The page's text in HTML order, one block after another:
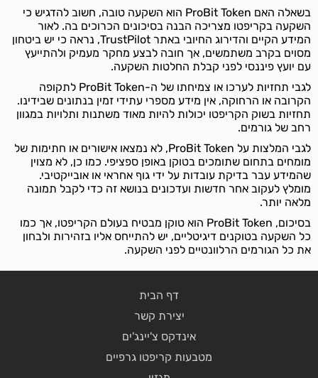
בשאלה האם ProBit Token הוא השקעה טובה, חשוב להדגיש כי
השקעה בקריפטו מצריכה הבנה בסיכונים הכרוכים בה. לאור
המידע הקיים והדירוג החיובי באתר TrustPilot, נראה כי יש ביטחון
מסוים בקרב משתמשים, אך חובה לבצע מחקר מעמיק ולהתייעץ
עם יועץ פיננסי לפני קבלת החלטות השקעה.
לגבי תחזיות לערכו או צמיחתו של ה-ProBit Token לתקופה
הקרובה או הרחוקה, אין מידע מספרי עתידי זמין בנתונים שבידינו.
תחזיות בשוק הקריפטו יכולות להיות מאוד משתנות ותלויות במגוון
רחב של גורמים.
לגבי המלצות על ProBit Token, לא נמצאו אישורים או חתימות של
מומחים בתחום שתומכים בטוקן באופן ספציפי. כמו כן, לא מצוין
שהמידע עבר בדיקת עובדות על ידי גוף אחראי או אובייקטיבי.
מומלץ לעקוב אחר חדשות ועדכונים בנושא זה כדי לקבל תמונה
מלאה יותר.
בסיכום, ProBit Token הוא טוקן מבטיח בעולם הקריפטו, אך כמו
כל השקעה בטוקנים דיגיטליים, יש להתייחס אליו בזהירות ולבחון
את כל הגורמים הרלוונטיים לפני השקעה.
דף הבית
יצירת קשר
אינדקס צ'יינג'ים
מטבעות קריפטו גרפיים